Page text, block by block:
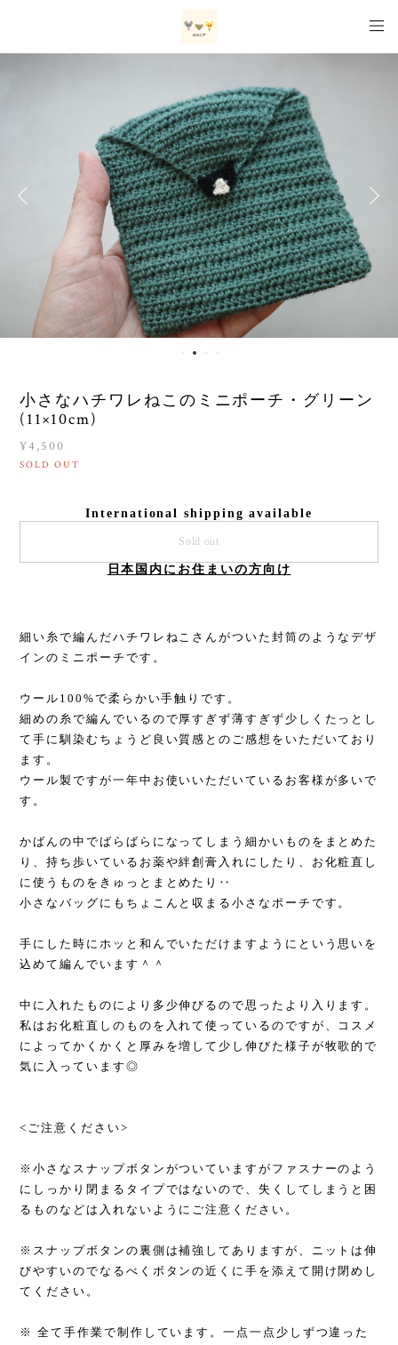
小さなハチワレねこのミニポーチ・グリーン
(11×10cm)
¥4,500
SOLD OUT
International shipping available
Sold out
日本国内にお住まいの方向け
細い糸で編んだハチワレねこさんがついた封筒のようなデザ
インのミニポーチです。
ウール100%で柔らかい手触りです。
細めの糸で編んでいるので厚すぎず薄すぎず少しくたっとし
て手に馴染むちょうど良い質感とのご感想をいただいており
ます。
ウール製ですが一年中お使いいただいているお客様が多いで
す。
かばんの中でばらばらになってしまう細かいものをまとめた
り、持ち歩いているお薬や絆創膏入れにしたり、お化粧直し
に使うものをきゅっとまとめたり‥
小さなバッグにもちょこんと収まる小さなポーチです。
手にした時にホッと和んでいただけますようにという思いを
込めて編んでいます＾＾
中に入れたものにより多少伸びるので思ったより入ります。
私はお化粧直しのものを入れて使っているのですが、コスメ
によってかくかくと厚みを増して少し伸びた様子が牧歌的で
気に入っています◎
<ご注意ください>
※小さなスナップボタンがついていますがファスナーのよう
にしっかり閉まるタイプではないので、失くしてしまうと困
るものなどは入れないようにご注意ください。
※スナップボタンの裏側は補強してありますが、ニットは伸
びやすいのでなるべくボタンの近くに手を添えて開け閉めし
てください。
※ 全て手作業で制作しています。一点一点少しずつ違った